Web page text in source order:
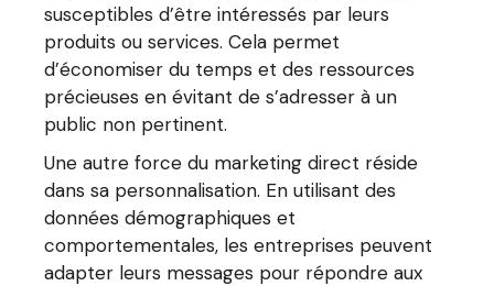
susceptibles d’être intéressés par leurs
produits ou services. Cela permet
d’économiser du temps et des ressources
précieuses en évitant de s’adresser à un
public non pertinent.
Une autre force du marketing direct réside
dans sa personnalisation. En utilisant des
données démographiques et
comportementales, les entreprises peuvent
adapter leurs messages pour répondre aux